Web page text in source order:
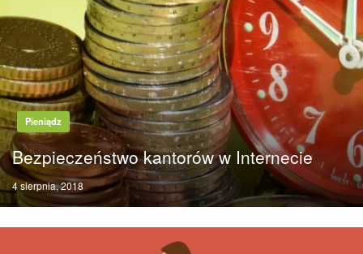
Pieniądz
Bezpieczeństwo kantorów w Internecie
Posted
on
4 sierpnia, 2018